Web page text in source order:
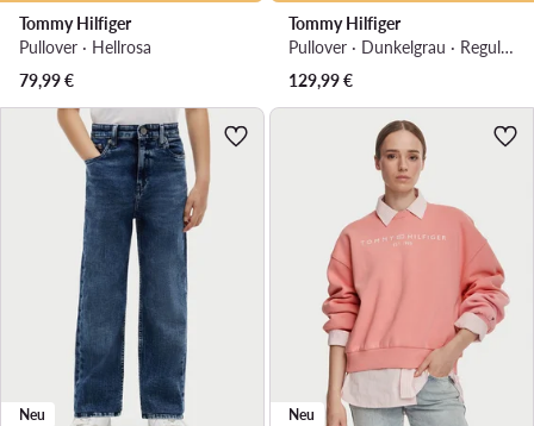
Tommy Hilfiger
Pullover · Hellrosa
79,99€
Tommy Hilfiger
Pullover · Dunkelgrau · Regular Fit
129,99€
Neu Neu